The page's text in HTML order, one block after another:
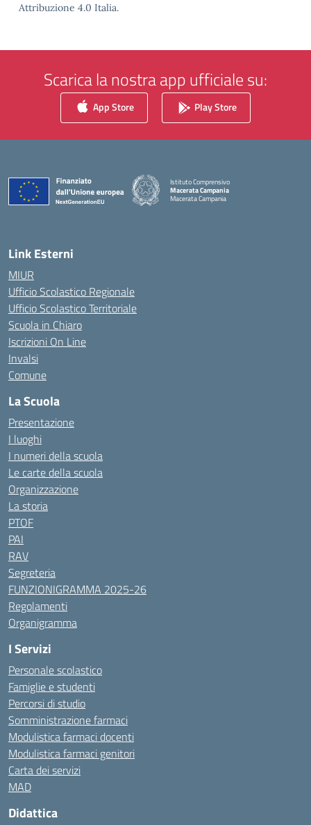
Attribuzione 4.0 Italia.
Scarica la nostra app ufficiale su:
App Store Play Store
Istituto Comprensivo
Macerata Campania
Macerata Campania
— Visita la pagina iniziale della scuola
Link Esterni
MIUR
Ufficio Scolastico Regionale
Ufficio Scolastico Territoriale
Scuola in Chiaro
Iscrizioni On Line
Invalsi
Comune
La Scuola
Presentazione
I luoghi
I numeri della scuola
Le carte della scuola
Organizzazione
La storia
PTOF
PAI
RAV
Segreteria
FUNZIONIGRAMMA 2025-26
Regolamenti
Organigramma
I Servizi
Personale scolastico
Famiglie e studenti
Percorsi di studio
Somministrazione farmaci
Modulistica farmaci docenti
Modulistica farmaci genitori
Carta dei servizi
MAD
Didattica